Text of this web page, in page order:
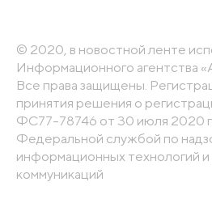
© 2020, в новостной ленте
Информационного агентства
Все права защищены.
принятия решения о
ФС77-78746 от 30 июля 2020
Федеральной службой по
информационных технологий
коммуникаций